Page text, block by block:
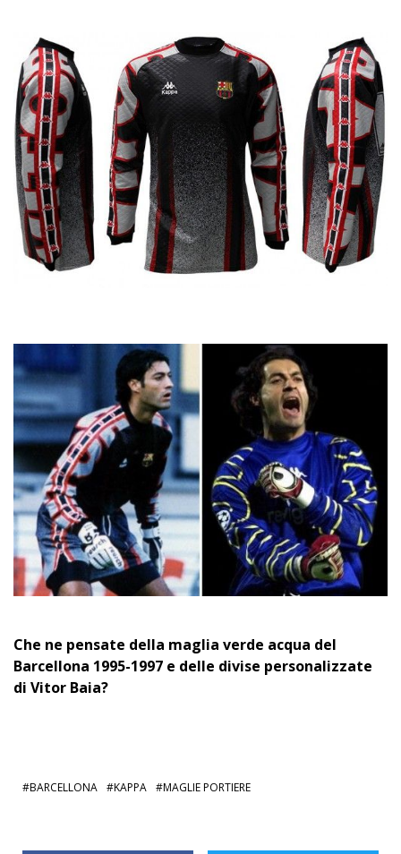
Che ne pensate della maglia verde acqua del
Barcellona 1995-1997 e delle divise personalizzate
di Vitor Baia?
BARCELLONA KAPPA MAGLIE PORTIERE